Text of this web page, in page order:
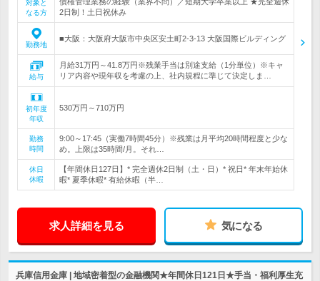
対象と
なる方
2日制！土日祝休み
勤務地
■大阪：大阪府大阪市中央区安土町2-3-13 大阪国際ビルディング
給与
月給31万円～41.8万円※残業手当は別途支給（1分単位）※キャ
リア内容や現年収を考慮の上、社内規程に準じて決定しま…
初年度
年収
530万円～710万円
勤務
時間
9:00～17:45（実働7時間45分）※残業は月平均20時間程度と少な
め。上限は35時間/月。それ…
休日
休暇
【年間休日127日】* 完全週休2日制（土・日）* 祝日* 年末年始休
暇* 夏季休暇* 有給休暇（半…
求人詳細を見る 気になる
兵庫信用金庫 | 地域密着型の金融機関★年間休日121日★手当・福利厚生充